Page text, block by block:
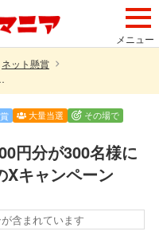
メニュー
ネット懸賞
ノジマのXキャンペーン
大量当選
その場で
円分が300名様に
Xキャンペーン
含まれています